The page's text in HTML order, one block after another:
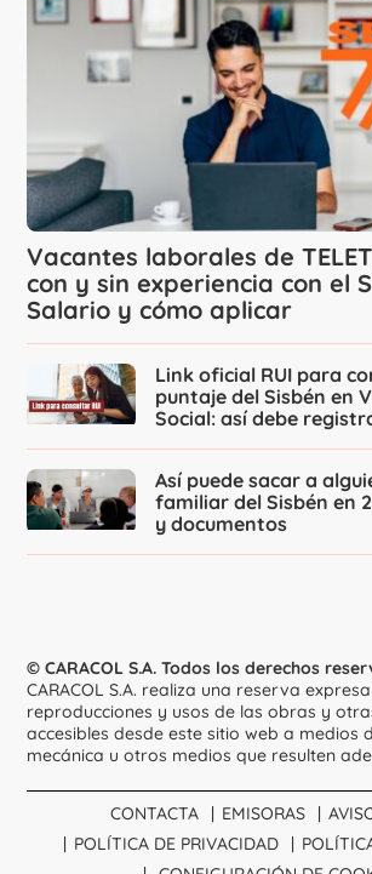
Vacantes laborales de
con y sin experiencia con el
Salario y cómo aplicar
Link oficial RUI para
puntaje del Sisbén en
Social: así debe
Así puede sacar a
familiar del Sisbén en
y documentos
© CARACOL S.A. Todos los derechos
CARACOL S.A. realiza una reserva
reproducciones y usos de las obras y
accesibles desde este sitio web a medios
mecánica u otros medios que resulten
CONTACTA EMISORAS
POLÍTICA DE PRIVACIDAD